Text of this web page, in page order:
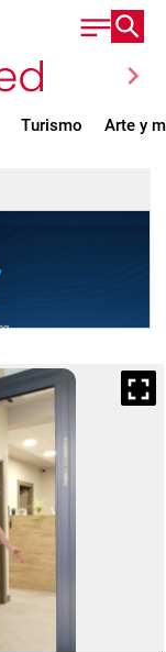
chevron_right
Turismo Arte y